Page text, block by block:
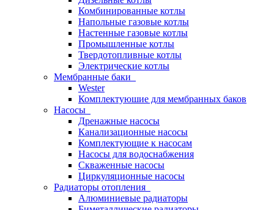
Комбинированные котлы
Напольные газовые котлы
Настенные газовые котлы
Промышленные котлы
Твердотопливные котлы
Электрические котлы
Мембранные баки
Wester
Комплектуюшие для мембранных баков
Насосы
Дренажные насосы
Канализационные насосы
Комплектующие к насосам
Насосы для водоснабжения
Скваженные насосы
Циркуляционные насосы
Радиаторы отопления
Алюминиевые радиаторы